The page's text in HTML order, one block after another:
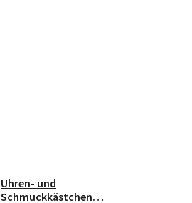
Uhren- und
Schmuckkästchen